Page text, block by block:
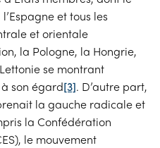
et tous les
et orientale
la Pologne, la Hongrie,
se montrant
son égard[3]. D’autre part,
la gauche radicale et
la Confédération
le mouvement